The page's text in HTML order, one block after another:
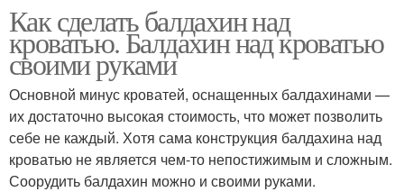
Разные стили Каркас для балдахина
Кровать в
классическом стиле
Держатель для
балдахина
Как сделать балдахин над
кроватью. Балдахин над кроватью
своими руками
Основной минус кроватей, оснащенных балдахинами —
их достаточно высокая стоимость, что может позволить
себе не каждый. Хотя сама конструкция балдахина над
кроватью не является чем-то непостижимым и сложным.
Соорудить балдахин можно и своими руками.